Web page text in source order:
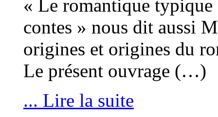
« Le romantique
contes » nous dit aussi
origines et origines du
Le présent ouvrage (…)
... Lire la suite